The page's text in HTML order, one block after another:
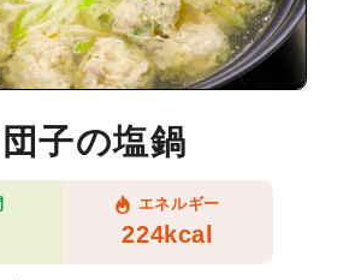
子の塩鍋
エネルギー
224kcal